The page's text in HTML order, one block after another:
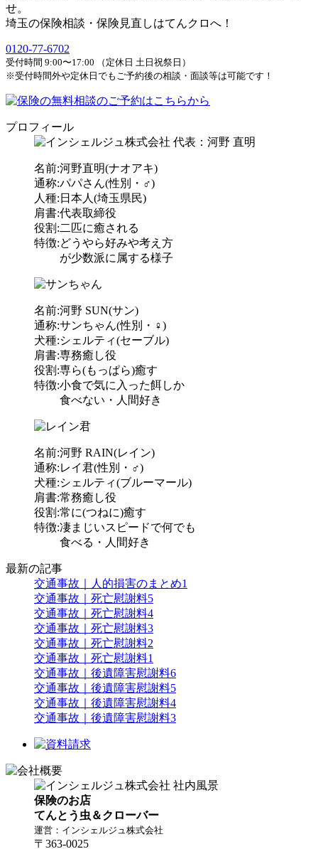
せ。
埼玉の保険相談・保険見直しはてんクロへ！
0120-77-6702
受付時間 9:00〜17:00 （定休日 土日祝祭日）
※受付時間外や定休日でもご予約後の相談・面談等は可能です！
プロフィール
名前:河野直明(ナオアキ)
通称:パパさん(性別・♂)
人種:日本人(埼玉県民)
肩書:代表取締役
役割:二匹に癒される
特徴:どうやら好みや考え方
が少数派に属する様子
名前:河野 SUN(サン)
通称:サンちゃん(性別・♀)
犬種:シェルティ(セーブル)
肩書:専務癒し役
役割:専ら(もっぱら)癒す
特徴:小食で気に入った餌しか
食べない・人間好き
名前:河野 RAIN(レイン)
通称:レイ君(性別・♂)
犬種:シェルティ(ブルーマール)
肩書:常務癒し役
役割:常に(つねに)癒す
特徴:凄まじいスピードで何でも
食べる・人間好き
最新の記事
交通事故｜人的損害のまとめ1
交通事故｜死亡慰謝料5
交通事故｜死亡慰謝料4
交通事故｜死亡慰謝料3
交通事故｜死亡慰謝料2
交通事故｜死亡慰謝料1
交通事故｜後遺障害慰謝料6
交通事故｜後遺障害慰謝料5
交通事故｜後遺障害慰謝料4
交通事故｜後遺障害慰謝料3
保険のお店
てんとう虫＆クローバー
運営：インシェルジュ株式会社
〒363-0025